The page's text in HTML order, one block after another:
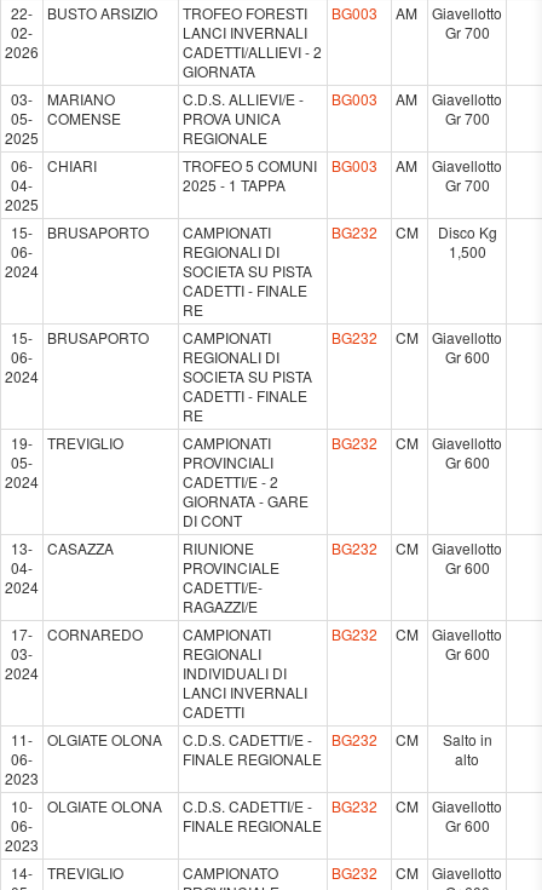
22-
02-
2026
BUSTO ARSIZIO
TROFEO FORESTI
LANCI INVERNALI
CADETTI/ALLIEVI - 2
GIORNATA
BG003 AM
Giavellotto
Gr 700
03-
05-
2025
MARIANO
COMENSE
C.D.S. ALLIEVI/E -
PROVA UNICA
REGIONALE
BG003 AM
Giavellotto
Gr 700
06-
04-
2025
CHIARI
TROFEO 5 COMUNI
2025 - 1 TAPPA
BG003 AM
Giavellotto
Gr 700
15-
06-
2024
BRUSAPORTO
CAMPIONATI
REGIONALI DI
SOCIETA SU PISTA
CADETTI - FINALE
RE
BG232 CM
Disco Kg
1,500
15-
06-
2024
BRUSAPORTO
CAMPIONATI
REGIONALI DI
SOCIETA SU PISTA
CADETTI - FINALE
RE
BG232 CM
Giavellotto
Gr 600
19-
05-
2024
TREVIGLIO
CAMPIONATI
PROVINCIALI
CADETTI/E - 2
GIORNATA - GARE
DI CONT
BG232 CM
Giavellotto
Gr 600
13-
04-
2024
CASAZZA
RIUNIONE
PROVINCIALE
CADETTI/E-
RAGAZZI/E
BG232 CM
Giavellotto
Gr 600
17-
03-
2024
CORNAREDO
CAMPIONATI
REGIONALI
INDIVIDUALI DI
LANCI INVERNALI
CADETTI
BG232 CM
Giavellotto
Gr 600
11-
06-
2023
OLGIATE OLONA
C.D.S. CADETTI/E -
FINALE REGIONALE
BG232 CM
Salto in
alto
10-
06-
2023
OLGIATE OLONA
C.D.S. CADETTI/E -
FINALE REGIONALE
BG232 CM
Giavellotto
Gr 600
14-
TREVIGLIO
CAMPIONATO
BG232 CM
Giavellotto